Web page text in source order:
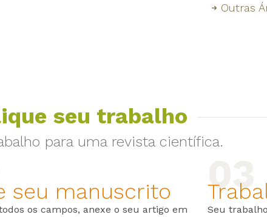
Outras
seu trabalho
para uma revista científica.
seu manuscrito
os campos, anexe o seu artigo em
Seu